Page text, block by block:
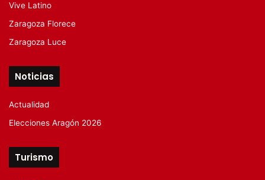
Vive Latino
Zaragoza Florece
Zaragoza Luce
Noticias
Actualidad
Elecciones Aragón 2026
Turismo